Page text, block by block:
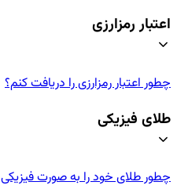
اعتبار رمزارزی
چطور اعتبار رمزارزی‌ را دریافت کنم؟
طلای فیزیکی
چطور طلای خود را به صورت